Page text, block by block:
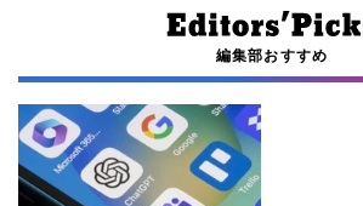
編集部おすすめ